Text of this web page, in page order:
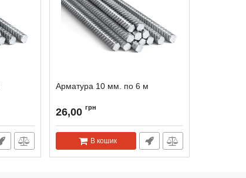
Арматура 10 мм. по 6 м
26,00 грн
В кошик